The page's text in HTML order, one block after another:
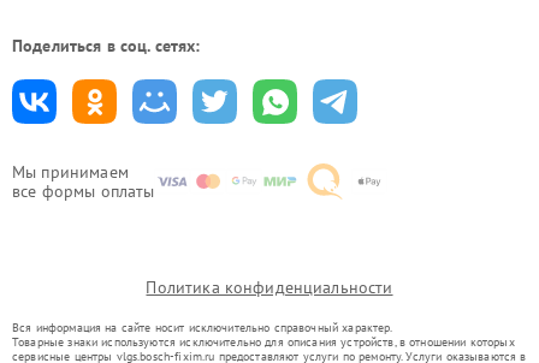
Мы принимаем
все формы оплаты
Поделиться в соц. сетях:
Политика конфиденциальности
Вся информация на сайте носит исключительно справочный характер.
Товарные знаки используются исключительно для описания устройств, в отношении которых
сервисные центры vlgs.bosch-fixim.ru предоставляют услуги по ремонту. Услуги оказываются в